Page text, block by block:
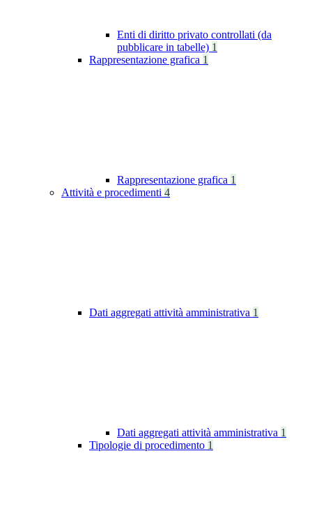
Enti di diritto privato controllati (da
pubblicare in tabelle) 1
Rappresentazione grafica 1
Rappresentazione grafica 1
Attività e procedimenti 4
Dati aggregati attività amministrativa 1
Dati aggregati attività amministrativa 1
Tipologie di procedimento 1